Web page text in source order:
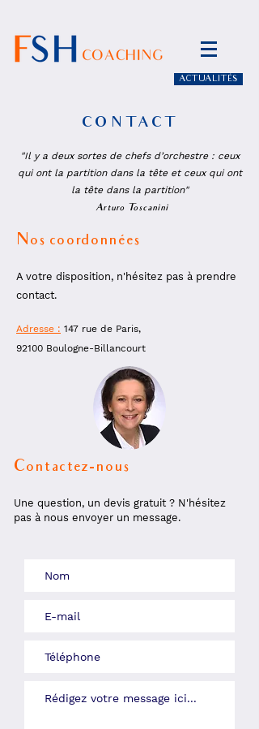
ACTUALITÉS
Nos coordonnées
Adresse : 147 rue de Paris,
92100 Boulogne-Billancourt
"Il y a deux sortes de chefs d’orchestre : ceux
qui ont la partition dans la tête et ceux qui ont
la tête dans la partition"
– Arturo Toscanini
CONTACT
A votre disposition, n'hésitez pas à prendre
contact.
Contactez-nous
Une question, un devis gratuit ? N'hésitez
pas à nous envoyer un message.